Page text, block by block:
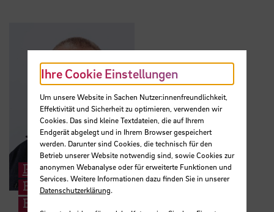
Prof. Clemens Bonnen
Entwerfen, Baukonstruktionslehre,
Baustoffkunde
Ihre Cookie Einstellungen
Um unsere Website in Sachen Nutzer:innenfreundlichkeit,
Effektivität und Sicherheit zu optimieren, verwenden wir
Cookies. Das sind kleine Textdateien, die auf Ihrem
Endgerät abgelegt und in Ihrem Browser gespeichert
werden. Darunter sind Cookies, die technisch für den
Betrieb unserer Website notwendig sind, sowie Cookies zur
anonymen Webanalyse oder für erweiterte Funktionen und
Services. Weitere Informationen dazu finden Sie in unserer
Datenschutzerklärung.